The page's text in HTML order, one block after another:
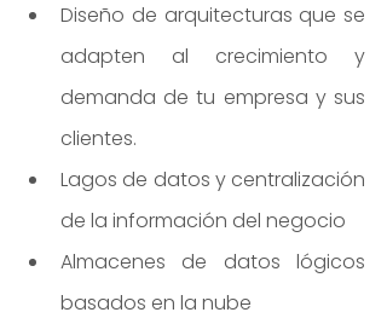
Diseño de arquitecturas que se
adapten al crecimiento y
demanda de tu empresa y sus
clientes.
Lagos de datos y centralización
de la información del negocio
Almacenes de datos lógicos
basados en la nube